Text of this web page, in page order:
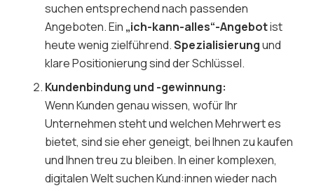
suchen entsprechend nach passenden
Angeboten. Ein „ich-kann-alles“-Angebotist
heute wenig zielführend.Spezialisierungund
klare Positionierung sind der Schlüssel.
Kundenbindung und -gewinnung:
Wenn Kunden genau wissen, wofür Ihr
Unternehmen steht und welchen Mehrwert es
bietet, sind sie eher geneigt, bei Ihnen zu kaufen
und Ihnen treu zu bleiben. In einer komplexen,
digitalen Welt suchen Kund:innen wieder nach